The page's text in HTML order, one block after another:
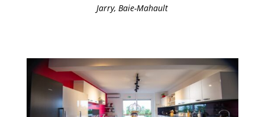
Jarry, Baie-Mahault